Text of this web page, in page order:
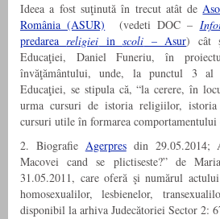
Ideea a fost suţinută în trecut atât de
România (ASUR) (vedeti DOC –
predareareligiei inscoli – Asur) cât
Educaţiei, Daniel Funeriu, în
învăţământului, unde, la punctul 3
Educaţiei, se stipula că, “la cerere, în
urma cursuri de istoria religiilor,
cursuri utile în formarea comportamentului
2. Biografie Agerpresdin 29.05.2014;
Macovei cand se plictiseste?” de
31.05.2011, care oferă şi numărul
homosexualilor, lesbienelor,
disponibil la arhiva Judecătoriei Sector 2: